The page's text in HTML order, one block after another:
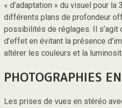
« d’adaptation » du visuel pour la
différents plans de profondeur
possibilités de réglages. Il s’agit
d’effet en évitant la présence
altérer les couleurs et la
PHOTOGRAPHIES
Les prises de vues en stéréo